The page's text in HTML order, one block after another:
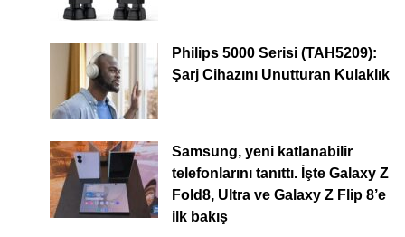
Philips 5000 Serisi (TAH5209):
Şarj Cihazını Unutturan Kulaklık
Samsung, yeni katlanabilir
telefonlarını tanıttı. İşte Galaxy Z
Fold8, Ultra ve Galaxy Z Flip 8’e
ilk bakış